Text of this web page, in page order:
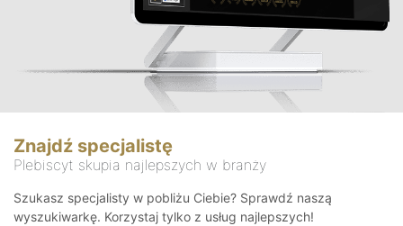
Znajdź specjalistę
Plebiscyt skupia najlepszych w branży
Szukasz specjalisty w pobliżu Ciebie? Sprawdź naszą
wyszukiwarkę. Korzystaj tylko z usług najlepszych!